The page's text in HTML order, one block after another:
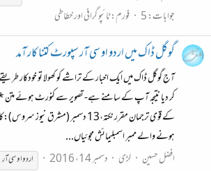
جوابات: 5 فورم:ٹائپو گرافی اور خطاطی
گوگل ڈاک میں اردو او سی آر سپورٹ کتنا کار آمد
آج گوگل ڈاک میں ایک اخبار کے تراشے کو کھولا تو خودکار
کر دیا نتیجہ آپ کے سامنے ہے- تصویر سے کنورٹ ہوئے متن
کے قوی ترجمان مقرر نکتہ،13 دسمبر
ہونے والے ممبر اسمبلیمائش مجوئیاں...
افضل حسین
لڑی دسمبر 14، 2016 اردو او سی آر